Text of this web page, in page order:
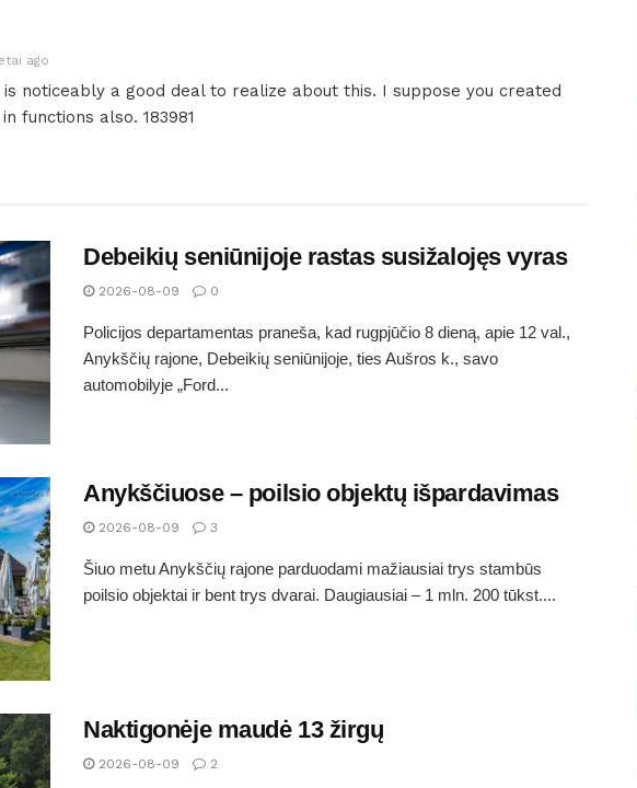
ago
is noticeably a good deal to realize about this. I suppose you created
functions also. 183981
Debeikių seniūnijoje rastas susižalojęs vyras
2026-08-09 0
Policijos departamentas praneša, kad rugpjūčio 8 dieną, apie 12 val.,
Anykščių rajone, Debeikių seniūnijoje, ties Aušros k., savo
automobilyje „Ford...
Anykščiuose – poilsio objektų išpardavimas
2026-08-09 3
Šiuo metu Anykščių rajone parduodami mažiausiai trys stambūs
poilsio objektai ir bent trys dvarai. Daugiausiai – 1 mln. 200 tūkst....
Naktigonėje maudė 13 žirgų
2026-08-09 2